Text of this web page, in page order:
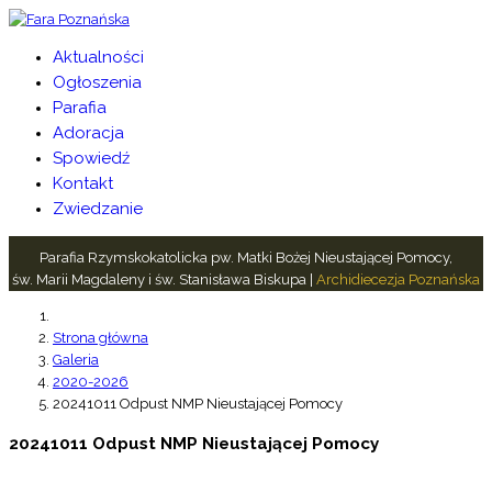
Aktualności
Ogłoszenia
Parafia
Adoracja
Spowiedź
Kontakt
Zwiedzanie
Parafia Rzymskokatolicka pw. Matki Bożej Nieustającej Pomocy,
św. Marii Magdaleny i św. Stanisława Biskupa | Archidiecezja Poznańska
Strona główna
Galeria
2020-2026
20241011 Odpust NMP Nieustającej Pomocy
20241011 Odpust NMP Nieustającej Pomocy